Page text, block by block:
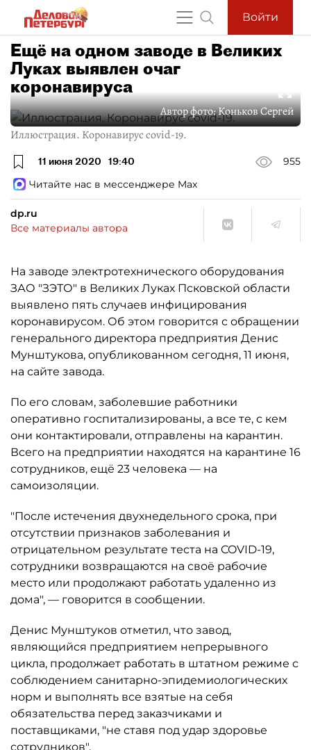
Войти
Ещё на одном заводе в Великих
Луках выявлен очаг
коронавируса
Автор фото:Коньков Сергей
Иллюстрация. Коронавирус covid-19.
11 июня 2020 19:40
955
Читайте нас в мессенджере Max
dp.ru
Все материалы автора
На заводе электротехнического оборудования
ЗАО "ЗЭТО" в Великих Луках Псковской области
выявлено пять случаев инфицирования
коронавирусом. Об этом говорится с обращении
генерального директора предприятия Денис
Мунштукова, опубликованном сегодня, 11 июня,
на сайте завода.
По его словам, заболевшие работники
оперативно госпитализированы, а все те, с кем
они контактировали, отправлены на карантин.
Всего на предприятии находятся на карантине 16
сотрудников, ещё 23 человека — на
самоизоляции.
"После истечения двухнедельного срока, при
отсутствии признаков заболевания и
отрицательном результате теста на COVID-19,
сотрудники возвращаются на своё рабочие
место или продолжают работать удаленно из
дома", — говорится в сообщении.
Денис Мунштуков отметил, что завод,
являющийся предприятием непрерывного
цикла, продолжает работать в штатном режиме с
соблюдением санитарно-эпидемиологических
норм и выполнять все взятые на себя
обязательства перед заказчиками и
поставщиками, "не ставя под удар здоровье
сотрудников".